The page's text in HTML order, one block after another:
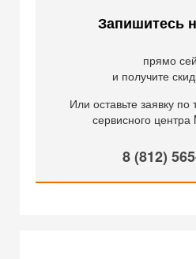
Запишитесь
прямо
и получите
Или оставьте заявку
сервисного
8 (812)